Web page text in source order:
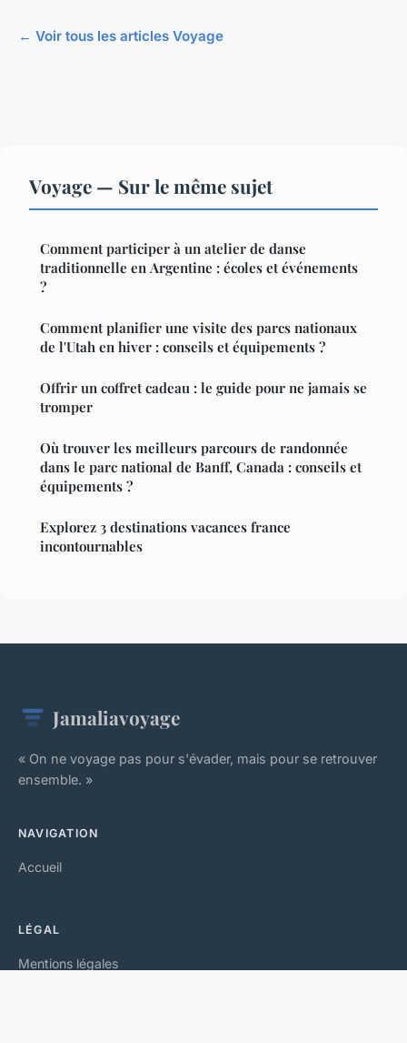
← Voir tous les articles Voyage
Voyage — Sur le même sujet
Comment participer à un atelier de danse
traditionnelle en Argentine : écoles et événements
?
Comment planifier une visite des parcs nationaux
de l'Utah en hiver : conseils et équipements ?
Offrir un coffret cadeau : le guide pour ne jamais se
tromper
Où trouver les meilleurs parcours de randonnée
dans le parc national de Banff, Canada : conseils et
équipements ?
Explorez 3 destinations vacances france
incontournables
Jamaliavoyage
« On ne voyage pas pour s'évader, mais pour se retrouver
ensemble. »
NAVIGATION
Accueil
LÉGAL
Mentions légales